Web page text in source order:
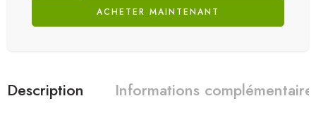
ACHETER MAINTENANT
Description Informations